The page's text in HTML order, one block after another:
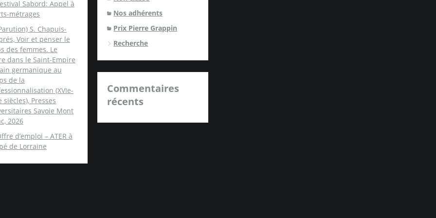
Sabord: Appel à
métrages
S. Chapuis-
Voir et penser le
des femmes. Le
dans le Saint-Empire
germanique au
de la
(XVIe-
siècles), Presses
Savoie Mont
2026
d’emploi – ATER à
de Lorraine
Nos adhérents
Prix Pierre Grappin
Recherche
Commentaires
récents